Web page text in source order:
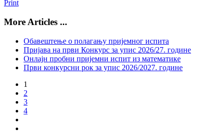
Print
More Articles ...
Обавештење о полагању пријемног испита
Пријава на први Конкурс за упис 2026/27. године
Онлајн пробни пријемни испит из математике
Први конкурсни рок за упис 2026/2027. године
1
2
3
4